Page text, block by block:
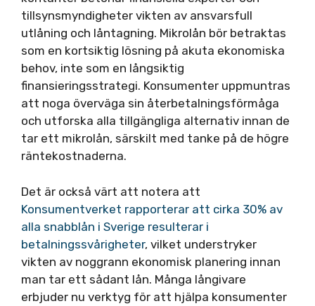
tillsynsmyndigheter vikten av ansvarsfull
utlåning och låntagning. Mikrolån bör betraktas
som en kortsiktig lösning på akuta ekonomiska
behov, inte som en långsiktig
finansieringsstrategi. Konsumenter uppmuntras
att noga överväga sin återbetalningsförmåga
och utforska alla tillgängliga alternativ innan de
tar ett mikrolån, särskilt med tanke på de högre
räntekostnaderna.
Det är också värt att notera att
Konsumentverket rapporterar att cirka 30% av
alla snabblån i Sverige resulterar i
betalningssvårigheter, vilket understryker
vikten av noggrann ekonomisk planering innan
man tar ett sådant lån. Många långivare
erbjuder nu verktyg för att hjälpa konsumenter